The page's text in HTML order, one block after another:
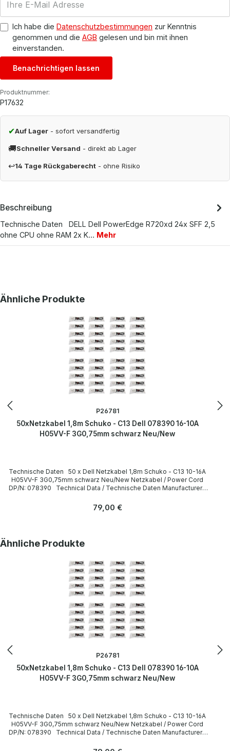
Ich habe die Datenschutzbestimmungen zur Kenntnis
genommen und die AGB gelesen und bin mit ihnen
einverstanden.
Benachrichtigen lassen
Produktnummer:
P17632
✔Auf Lager - sofort versandfertig
🚚Schneller Versand - direkt ab Lager
↩14 Tage Rückgaberecht - ohne Risiko
Beschreibung
Technische Daten DELL Dell PowerEdge R720xd 24x SFF 2,5
ohne CPU ohne RAM 2x K… Mehr
Produktgalerie überspringen
Ähnliche Produkte
P26781
50xNetzkabel 1,8m Schuko - C13 Dell 078390 16-10A
H05VV-F 3G0,75mm schwarz Neu/New
Technische Daten 50 x Dell Netzkabel 1,8m Schuko - C13 10-16A
H05VV-F 3G0,75mm schwarz Neu/New Netzkabel / Power Cord
DP/N: 078390 Technical Data / Technische Daten Manufacturer /
can be found on the pages of the manufacturer. Weitere
Herstellers.
Regulärer Preis:
79,00 €
Produktgalerie überspringen
Ähnliche Produkte
P26781
50xNetzkabel 1,8m Schuko - C13 Dell 078390 16-10A
H05VV-F 3G0,75mm schwarz Neu/New
Technische Daten 50 x Dell Netzkabel 1,8m Schuko - C13 10-16A
H05VV-F 3G0,75mm schwarz Neu/New Netzkabel / Power Cord
DP/N: 078390 Technical Data / Technische Daten Manufacturer /